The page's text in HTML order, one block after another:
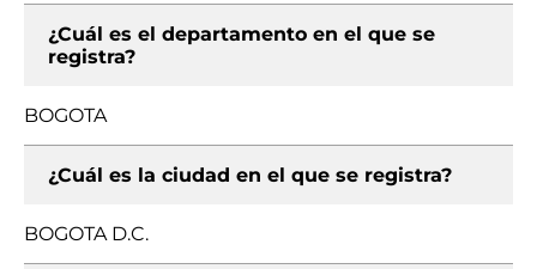
¿Cuál es el departamento en el que se
registra?
BOGOTA
¿Cuál es la ciudad en el que se registra?
BOGOTA D.C.